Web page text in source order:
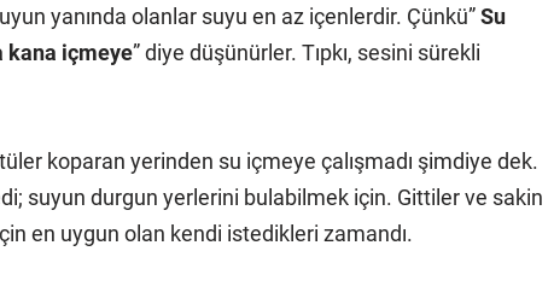
yanında olanlar suyu en az içenlerdir. Çünkü”Su
kana içmeye” diye düşünürler. Tıpkı, sesini sürekli
koparan yerinden su içmeye çalışmadı şimdiye dek.
suyun durgun yerlerini bulabilmek için. Gittiler ve sakin
en uygun olan kendi istedikleri zamandı.